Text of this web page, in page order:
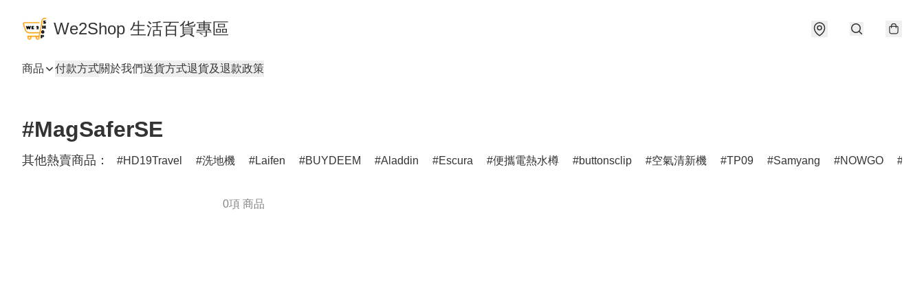
We2Shop 生活百貨專區
商品 付款方式關於我們送貨方式退貨及退款政策
#MagSaferSE
其他熱賣商品： HD19Travel 洗地機 Laifen BUYDEEM Aladdin Escura 便攜電熱水樽 buttonsclip 空氣清新機 TP09 Samyang NOWGO
0項 商品